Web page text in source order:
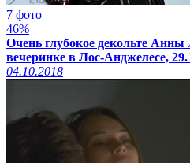
7 фото
46%
Очень глубокое декольте
вечеринке в Лос-Анджелесе,
04.10.2018